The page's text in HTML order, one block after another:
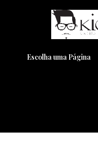
Escolha uma Página
Pensando